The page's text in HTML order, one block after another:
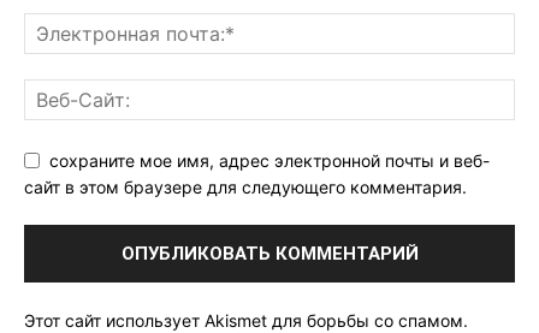
сохраните мое имя, адрес электронной почты и веб-
сайт в этом браузере для следующего комментария.
Этот сайт использует Akismet для борьбы со спамом.